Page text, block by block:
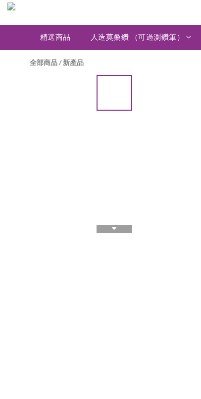
精選商品 人造莫桑鑽 （可過測鑽筆）
全部商品/新產品